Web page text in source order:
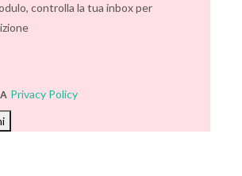
controlla la tua inbox per
Privacy Policy